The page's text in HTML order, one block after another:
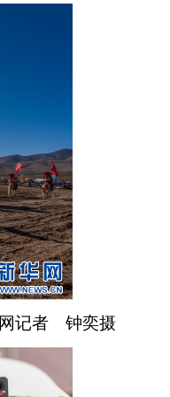
网记者 钟奕摄